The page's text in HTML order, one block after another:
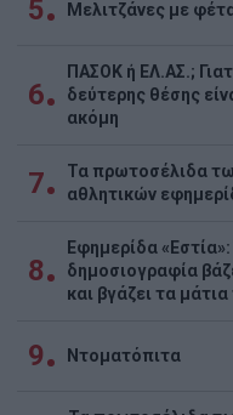
5 Μελιτζάνες με
6
ΠΑΣΟΚ ή ΕΛ.ΑΣ.;
δεύτερης θέσης
ακόμη
7
Τα πρωτοσέλιδα
αθλητικών
8
Εφημερίδα
δημοσιογραφία
και βγάζει τα μάτια
9 Ντοματόπιτα